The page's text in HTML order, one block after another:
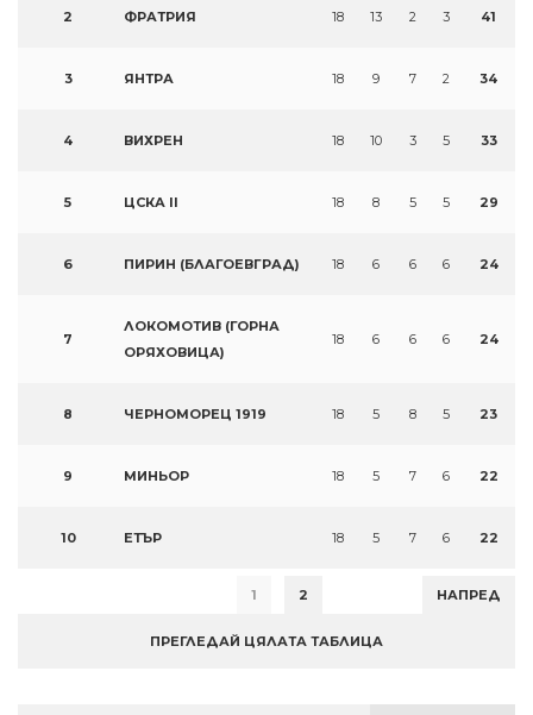
2 ФРАТРИЯ 18 13 2 3 41
3 ЯНТРА 18 9 7 2 34
4 ВИХРЕН 18 10 3 5 33
5 ЦСКА II 18 8 5 5 29
6 ПИРИН (БЛАГОЕВГРАД) 18 6 6 6 24
7
ЛОКОМОТИВ (ГОРНА
ОРЯХОВИЦА)
18 6 6 6 24
8 ЧЕРНОМОРЕЦ 1919 18 5 8 5 23
9 МИНЬОР 18 5 7 6 22
10 ЕТЪР 18 5 7 6 22
1 2 НАПРЕД
ПРЕГЛЕДАЙ ЦЯЛАТА ТАБЛИЦА